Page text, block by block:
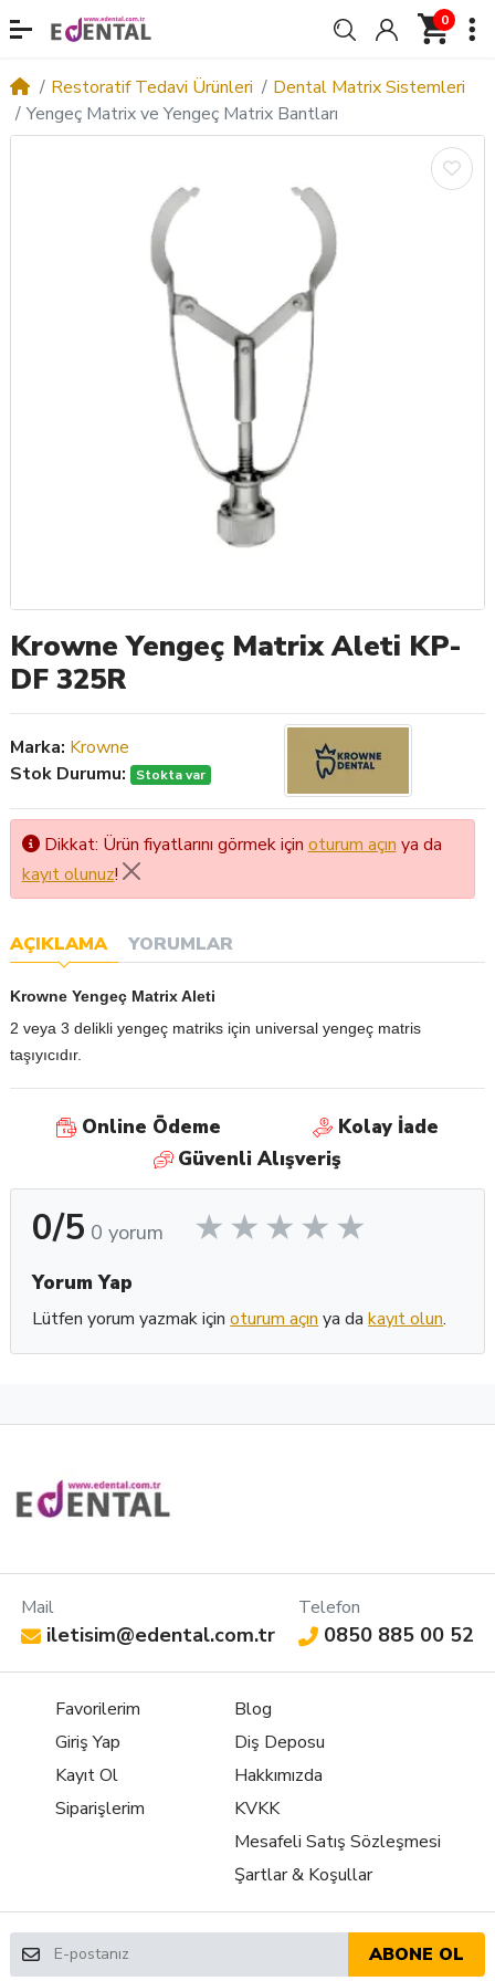
0
Restoratif Tedavi Ürünleri
Dental Matrix Sistemleri
Yengeç Matrix ve Yengeç Matrix Bantları
Krowne Yengeç Matrix Aleti KP-
DF 325R
Marka: Krowne
Stok Durumu:
Stokta var
Dikkat: Ürün fiyatlarını görmek için oturum açın ya da
kayıt olunuz!
AÇIKLAMA YORUMLAR
Krowne Yengeç Matrix Aleti
2 veya 3 delikli yengeç matriks için universal yengeç matris
taşıyıcıdır.
Online Ödeme
Kolay İade
Güvenli Alışveriş
0/5 0 yorum
Yorum Yap
Lütfen yorum yazmak içinoturum açın ya dakayıt olun.
Mail
iletisim@edental.com.tr
Telefon
0850 885 00 52
Favorilerim
Giriş Yap
Kayıt Ol
Siparişlerim
Blog
Diş Deposu
Hakkımızda
KVKK
Mesafeli Satış Sözleşmesi
Şartlar & Koşullar
ABONE OL